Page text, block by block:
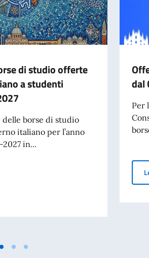
dell'On. Antonio Tajani
di studio offerte
a studenti
borse di studio
italiano per l’anno
in...
di studio offerte dal Governo italiano a
dal
Per